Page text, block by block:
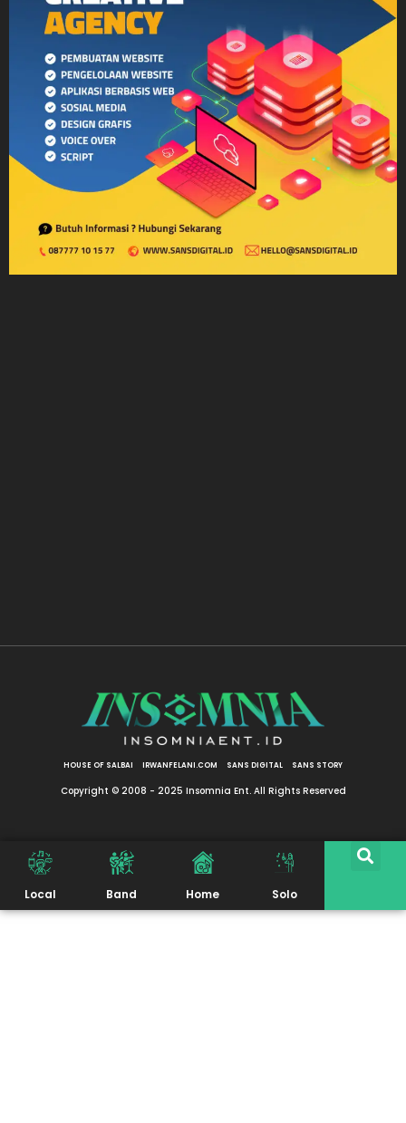
HOUSE OF SALBAI IRWANFELANI.COM SANS DIGITAL SANS STORY
Copyright © 2008 - 2025 Insomnia Ent. All Rights Reserved
Local Band Home Solo